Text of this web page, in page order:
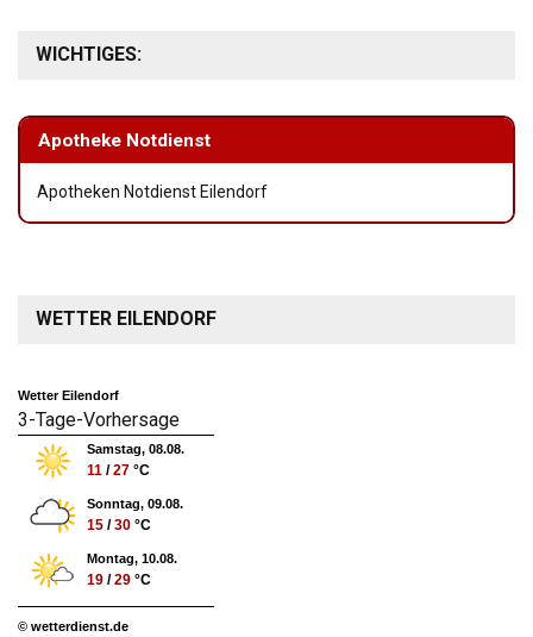
WICHTIGES:
Apotheke Notdienst
Apotheken Notdienst Eilendorf
WETTER EILENDORF
Wetter Eilendorf
3-Tage-Vorhersage
Samstag, 08.08.
11 /27 °C
Sonntag, 09.08.
15 /30 °C
Montag, 10.08.
19 /29 °C
© wetterdienst.de